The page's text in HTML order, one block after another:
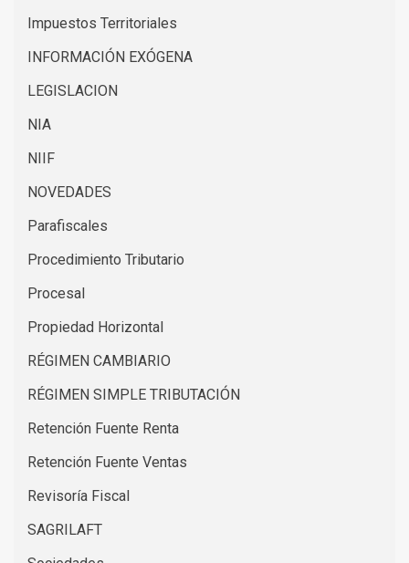
Impuestos Territoriales
INFORMACIÓN EXÓGENA
LEGISLACION
NIA
NIIF
NOVEDADES
Parafiscales
Procedimiento Tributario
Procesal
Propiedad Horizontal
RÉGIMEN CAMBIARIO
RÉGIMEN SIMPLE TRIBUTACIÓN
Retención Fuente Renta
Retención Fuente Ventas
Revisoría Fiscal
SAGRILAFT